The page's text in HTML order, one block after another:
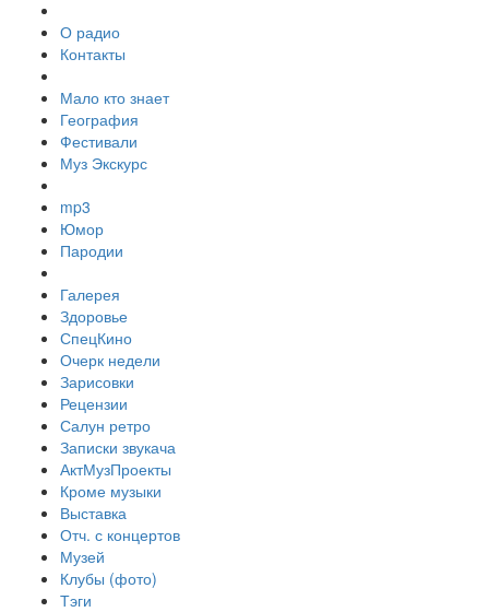
О радио
Контакты
Мало кто знает
География
Фестивали
Муз Экскурс
mp3
Юмор
Пародии
Галерея
Здоровье
СпецКино
Очерк недели
Зарисовки
Рецензии
Салун ретро
Записки звукача
АктМузПроекты
Кроме музыки
Выставка
Отч. с концертов
Музей
Клубы (фото)
Тэги